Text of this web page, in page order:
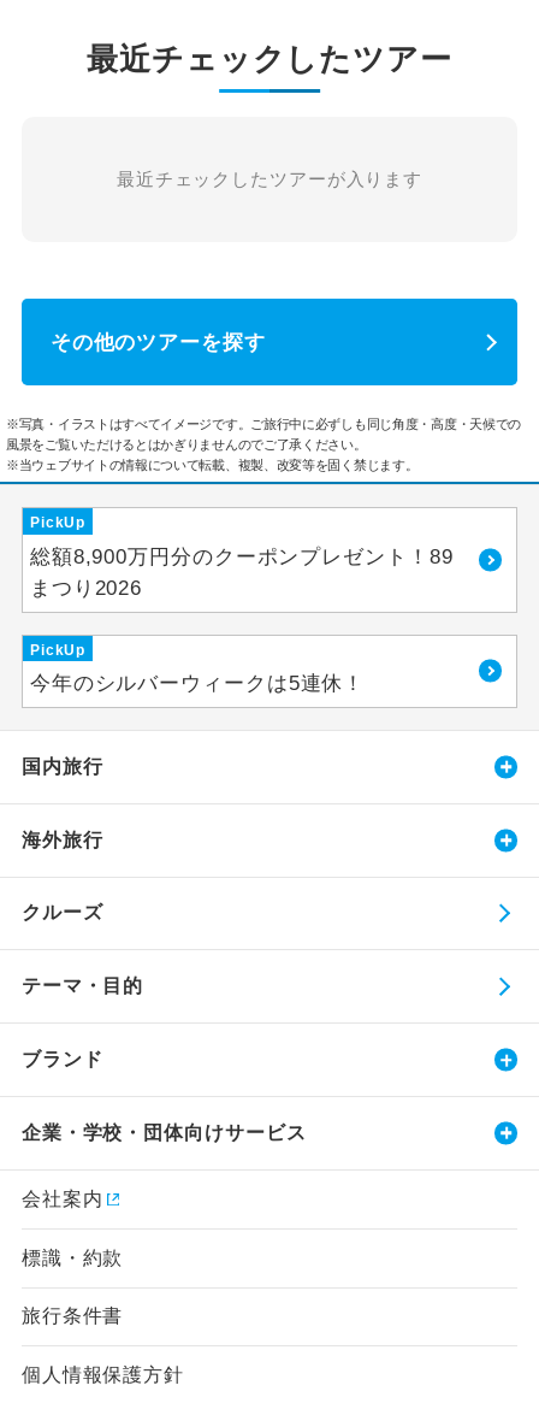
最近チェックしたツアー
最近チェックしたツアーが入ります
その他のツアーを探す
※写真・イラストはすべてイメージです。ご旅行中に必ずしも同じ角度・高度・天候での
風景をご覧いただけるとはかぎりませんのでご了承ください。
※当ウェブサイトの情報について転載、複製、改変等を固く禁じます。
PickUp
総額8,900万円分のクーポンプレゼント！89
まつり2026
PickUp
今年のシルバーウィークは5連休！
国内旅行
海外旅行
クルーズ
テーマ・目的
ブランド
企業・学校・団体向けサービス
会社案内
標識・約款
旅行条件書
個人情報保護方針